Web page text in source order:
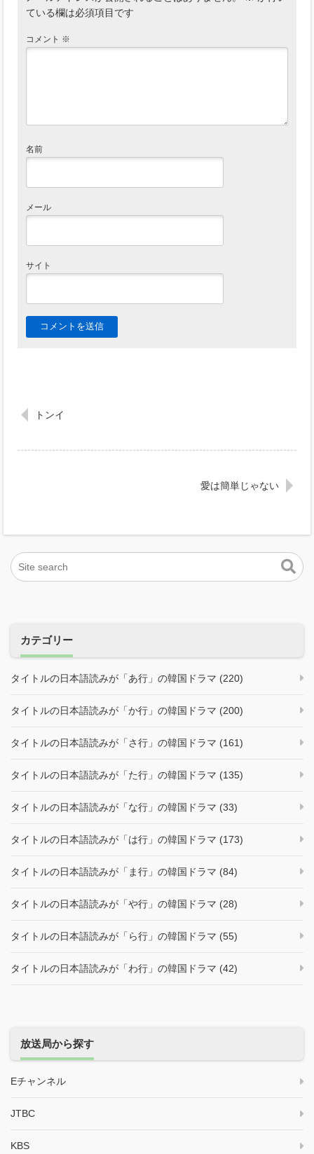
ている欄は必須項目です
コメント ※
名前
メール
サイト
トンイ
愛は簡単じゃない
カテゴリー
タイトルの日本語読みが「あ行」の韓国ドラマ (220)
タイトルの日本語読みが「か行」の韓国ドラマ (200)
タイトルの日本語読みが「さ行」の韓国ドラマ (161)
タイトルの日本語読みが「た行」の韓国ドラマ (135)
タイトルの日本語読みが「な行」の韓国ドラマ (33)
タイトルの日本語読みが「は行」の韓国ドラマ (173)
タイトルの日本語読みが「ま行」の韓国ドラマ (84)
タイトルの日本語読みが「や行」の韓国ドラマ (28)
タイトルの日本語読みが「ら行」の韓国ドラマ (55)
タイトルの日本語読みが「わ行」の韓国ドラマ (42)
放送局から探す
Eチャンネル
JTBC
KBS